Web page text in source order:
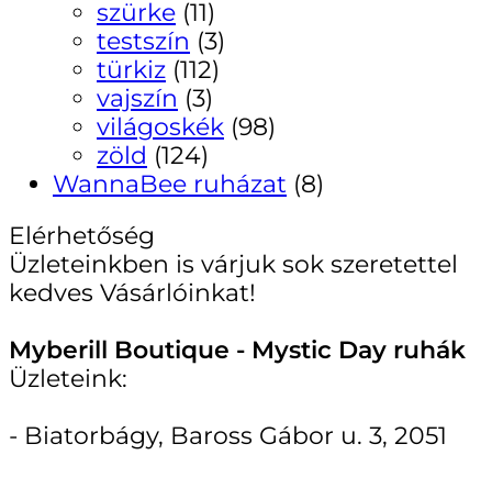
szürke (11)
testszín (3)
türkiz (112)
vajszín (3)
világoskék (98)
zöld (124)
WannaBee ruházat (8)
Elérhetőség
Üzleteinkben is várjuk sok szeretettel
kedves Vásárlóinkat!
Myberill Boutique - Mystic Day ruhák
Üzleteink:
- Biatorbágy, Baross Gábor u. 3, 2051